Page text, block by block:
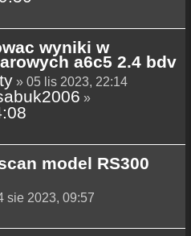
wyniki w
a6c5 2.4 bdv
» 05 lis 2023, 22:14
»
model RS300
sie 2023, 09:57